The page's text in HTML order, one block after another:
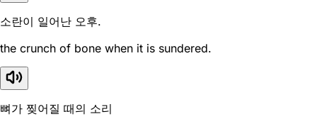
소란이 일어난 오후.
the crunch of bone when it is sundered.
뼈가 찢어질 때의 소리